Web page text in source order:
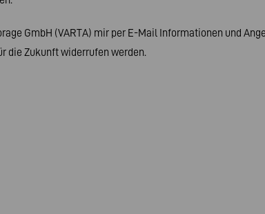
GmbH (VARTA) mir per E-Mail Informationen und
die Zukunft widerrufen werden.